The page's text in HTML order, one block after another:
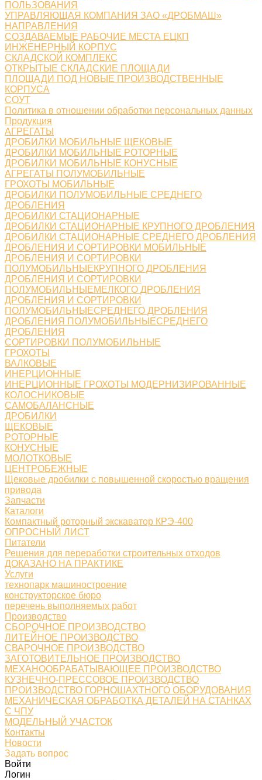
ПОЛЬЗОВАНИЯ
УПРАВЛЯЮЩАЯ КОМПАНИЯ ЗАО «ДРОБМАШ»
НАПРАВЛЕНИЯ
СОЗДАВАЕМЫЕ РАБОЧИЕ МЕСТА ЕЦКП
ИНЖЕНЕРНЫЙ КОРПУС
СКЛАДСКОЙ КОМПЛЕКС
ОТКРЫТЫЕ СКЛАДСКИЕ ПЛОЩАДИ
ПЛОЩАДИ ПОД НОВЫЕ ПРОИЗВОДСТВЕННЫЕ
КОРПУСА
СОУТ
Политика в отношении обработки персональных данных
Продукция
АГРЕГАТЫ
ДРОБИЛКИ МОБИЛЬНЫЕ ЩЕКОВЫЕ
ДРОБИЛКИ МОБИЛЬНЫЕ РОТОРНЫЕ
ДРОБИЛКИ МОБИЛЬНЫЕ КОНУСНЫЕ
АГРЕГАТЫ ПОЛУМОБИЛЬНЫЕ
ГРОХОТЫ МОБИЛЬНЫЕ
ДРОБИЛКИ ПОЛУМОБИЛЬНЫЕ СРЕДНЕГО
ДРОБЛЕНИЯ
ДРОБИЛКИ СТАЦИОНАРНЫЕ
ДРОБИЛКИ СТАЦИОНАРНЫЕ КРУПНОГО ДРОБЛЕНИЯ
ДРОБИЛКИ СТАЦИОНАРНЫЕ СРЕДНЕГО ДРОБЛЕНИЯ
ДРОБЛЕНИЯ И СОРТИРОВКИ МОБИЛЬНЫЕ
ДРОБЛЕНИЯ И СОРТИРОВКИ
ПОЛУМОБИЛЬНЫЕКРУПНОГО ДРОБЛЕНИЯ
ДРОБЛЕНИЯ И СОРТИРОВКИ
ПОЛУМОБИЛЬНЫЕМЕЛКОГО ДРОБЛЕНИЯ
ДРОБЛЕНИЯ И СОРТИРОВКИ
ПОЛУМОБИЛЬНЫЕСРЕДНЕГО ДРОБЛЕНИЯ
ДРОБЛЕНИЯ ПОЛУМОБИЛЬНЫЕСРЕДНЕГО
ДРОБЛЕНИЯ
СОРТИРОВКИ ПОЛУМОБИЛЬНЫЕ
ГРОХОТЫ
ВАЛКОВЫЕ
ИНЕРЦИОННЫЕ
ИНЕРЦИОННЫЕ ГРОХОТЫ МОДЕРНИЗИРОВАННЫЕ
КОЛОСНИКОВЫЕ
САМОБАЛАНСНЫЕ
ДРОБИЛКИ
ЩЕКОВЫЕ
РОТОРНЫЕ
КОНУСНЫЕ
МОЛОТКОВЫЕ
ЦЕНТРОБЕЖНЫЕ
Щековые дробилки с повышенной скоростью вращения
привода
Запчасти
Каталоги
Компактный роторный экскаватор КРЭ-400
ОПРОСНЫЙ ЛИСТ
Питатели
Решения для переработки строительных отходов
ДОКАЗАНО НА ПРАКТИКЕ
Услуги
технопарк машиностроение
конструкторское бюро
перечень выполняемых работ
Производство
СБОРОЧНОЕ ПРОИЗВОДСТВО
ЛИТЕЙНОЕ ПРОИЗВОДСТВО
СВАРОЧНОЕ ПРОИЗВОДСТВО
ЗАГОТОВИТЕЛЬНОЕ ПРОИЗВОДСТВО
МЕХАНООБРАБАТЫВАЮЩЕЕ ПРОИЗВОДСТВО
КУЗНЕЧНО-ПРЕССОВОЕ ПРОИЗВОДСТВО
ПРОИЗВОДСТВО ГОРНОШАХТНОГО ОБОРУДОВАНИЯ
МЕХАНИЧЕСКАЯ ОБРАБОТКА ДЕТАЛЕЙ НА СТАНКАХ
С ЧПУ
МОДЕЛЬНЫЙ УЧАСТОК
Контакты
Новости
Задать вопрос
Войти
Логин